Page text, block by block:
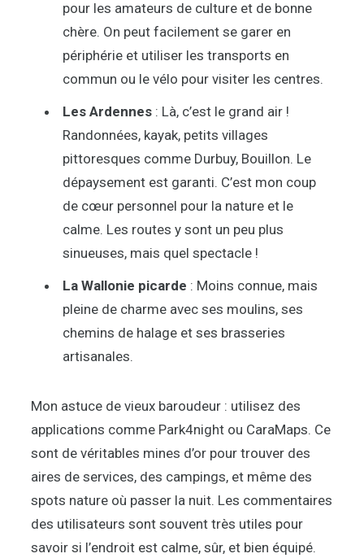
pour les amateurs de culture et de bonne
chère. On peut facilement se garer en
périphérie et utiliser les transports en
commun ou le vélo pour visiter les centres.
Les Ardennes : Là, c’est le grand air !
Randonnées, kayak, petits villages
pittoresques comme Durbuy, Bouillon. Le
dépaysement est garanti. C’est mon coup
de cœur personnel pour la nature et le
calme. Les routes y sont un peu plus
sinueuses, mais quel spectacle !
La Wallonie picarde : Moins connue, mais
pleine de charme avec ses moulins, ses
chemins de halage et ses brasseries
artisanales.
Mon astuce de vieux baroudeur : utilisez des
applications comme Park4night ou CaraMaps. Ce
sont de véritables mines d’or pour trouver des
aires de services, des campings, et même des
spots nature où passer la nuit. Les commentaires
des utilisateurs sont souvent très utiles pour
savoir si l’endroit est calme, sûr, et bien équipé.